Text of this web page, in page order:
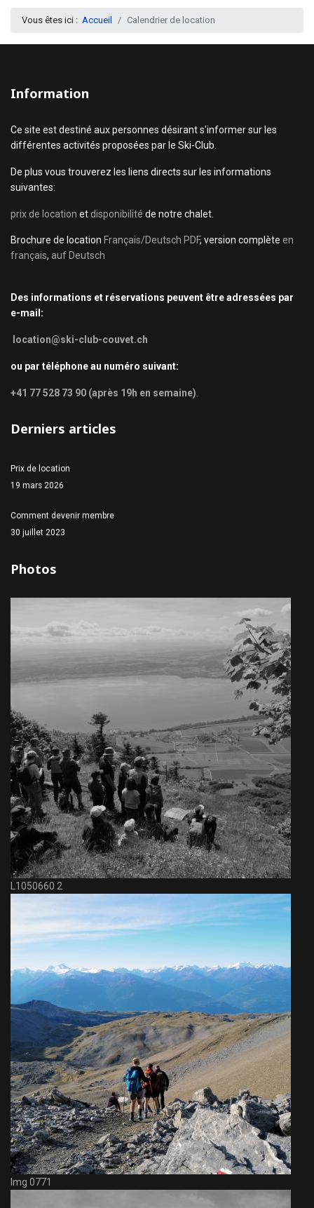
Vous êtes ici : Accueil Calendrier de location
Information
Ce site est destiné aux personnes désirant s'informer sur les
différentes activités proposées par le Ski-Club.
De plus vous trouverez les liens directs sur les informations
suivantes:
prix de location et disponibilité de notre chalet.
Brochure de location Français/Deutsch PDF, version complète en
français, auf Deutsch
Des informations et réservations peuvent être adressées par
e-mail:
location@ski-club-couvet.ch
ou par téléphone au numéro suivant:
+41 77 528 73 90 (après 19h en semaine)
Derniers articles
Prix de location
19 mars 2026
Comment devenir membre
30 juillet 2023
Photos
L1050660 2
Img 0771